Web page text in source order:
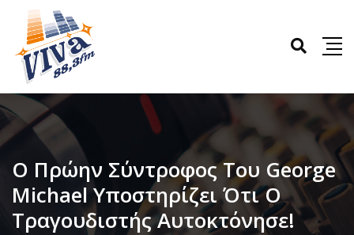
Ο Πρώην Σύντροφος Του George
Michael Υποστηρίζει Ότι Ο
Τραγουδιστής Αυτοκτόνησε!